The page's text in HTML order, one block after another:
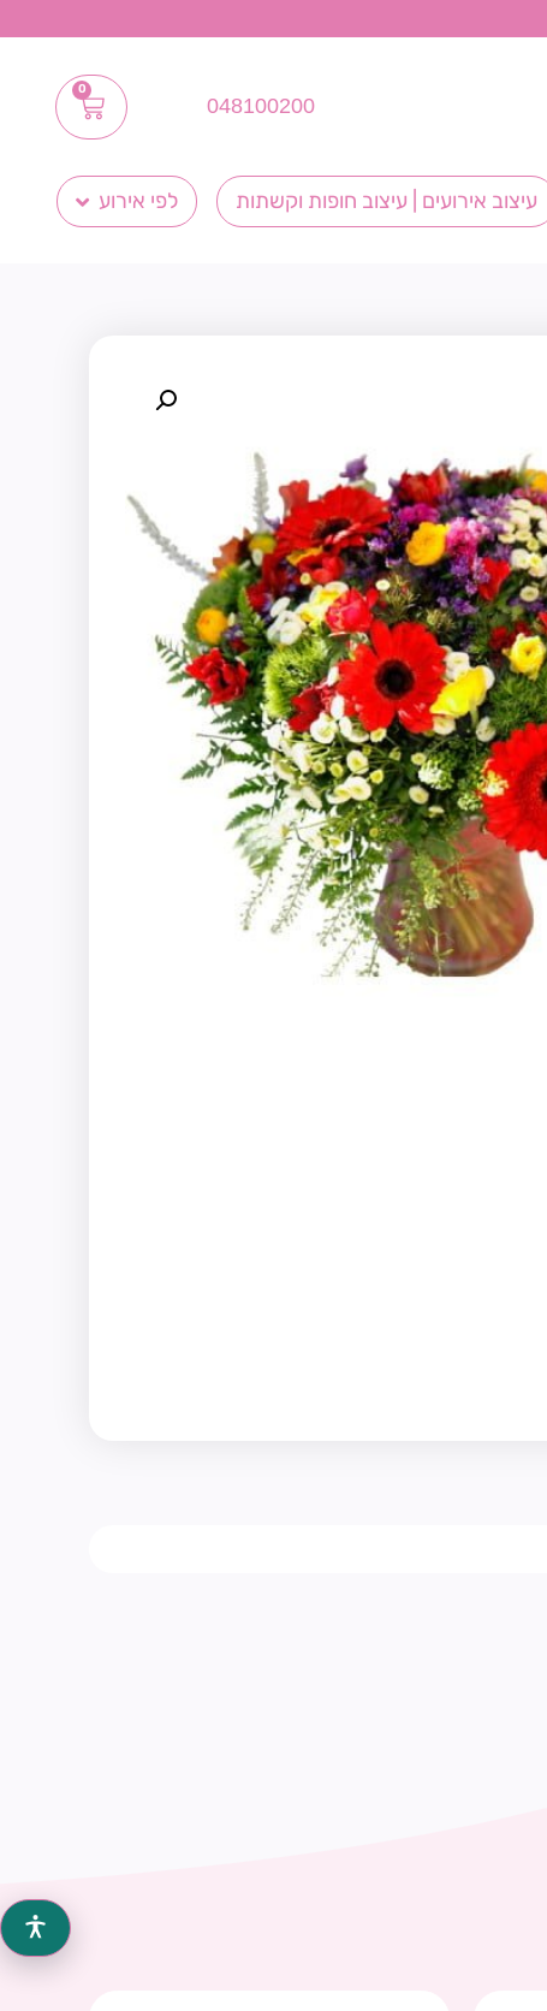
048100200
0
עיצוב אירועים | עיצוב חופות וקשתות לפי אירוע